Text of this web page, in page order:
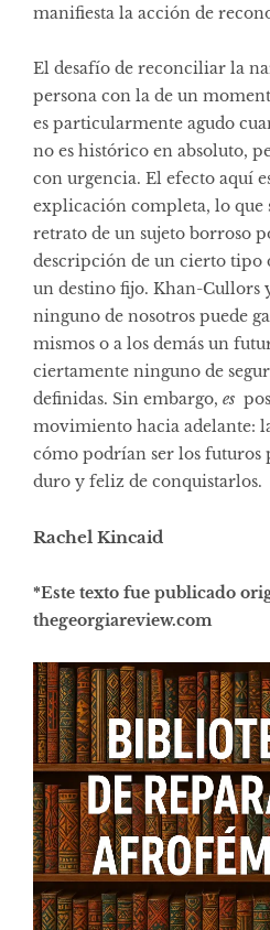
manifiesta la acción de
El desafío de reconciliar la
persona con la de un
es particularmente agudo
no es histórico en absoluto,
con urgencia. El efecto aquí
explicación completa, lo que
retrato de un sujeto borroso
descripción de un cierto tipo
un destino fijo. Khan-Cullors
ninguno de nosotros puede
mismos o a los demás un
ciertamente ninguno de
definidas. Sin embargo, es
movimiento hacia adelante:
cómo podrían ser los futuros
duro y feliz de conquistarlos.
Rachel Kincaid
*Este texto fue publicado o
thegeorgiareview.com